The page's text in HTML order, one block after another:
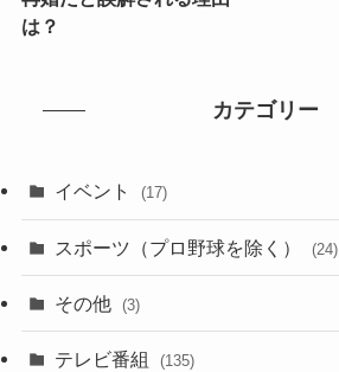
は？
カテゴリー
イベント (17)
スポーツ（プロ野球を除く） (24)
その他 (3)
テレビ番組 (135)